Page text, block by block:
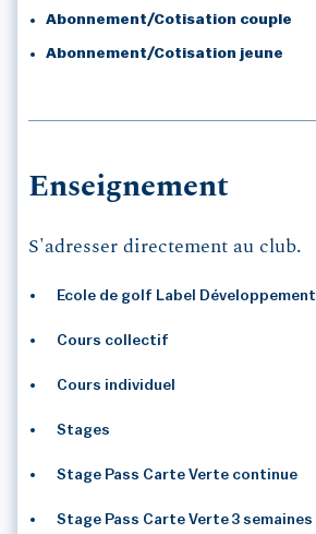
Abonnement/Cotisation couple
Abonnement/Cotisation jeune
Enseignement
S'adresser directement au club.
Ecole de golf Label Développement
Cours collectif
Cours individuel
Stages
Stage Pass Carte Verte continue
Stage Pass Carte Verte 3 semaines